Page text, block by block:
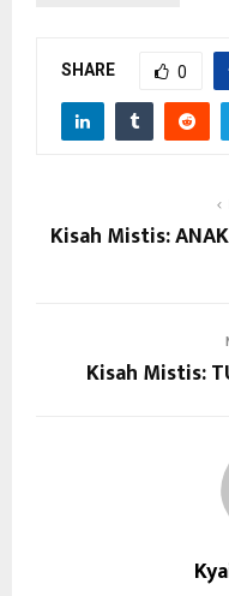
SHARE 0
Kisah Mistis:
Kisah Mistis: